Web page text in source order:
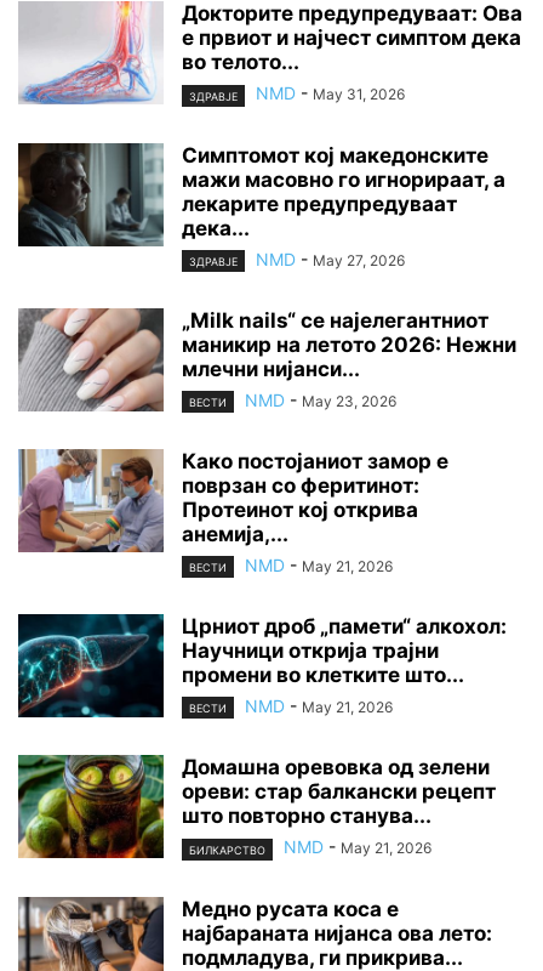
Докторите предупредуваат: Ова
е првиот и најчест симптом дека
во телото...
ЗДРАВЈЕ NMD - May 31, 2026
Симптомот кој македонските
мажи масовно го игнорираат, а
лекарите предупредуваат
дека...
ЗДРАВЈЕ NMD - May 27, 2026
„Milk nails“ се најелегантниот
маникир на летото 2026: Нежни
млечни нијанси...
ВЕСТИ NMD - May 23, 2026
Како постојаниот замор е
поврзан со феритинот:
Протеинот кој открива
анемија,...
ВЕСТИ NMD - May 21, 2026
Црниот дроб „памети“ алкохол:
Научници открија трајни
промени во клетките што...
ВЕСТИ NMD - May 21, 2026
Домашна оревовка од зелени
ореви: стар балкански рецепт
што повторно станува...
БИЛКАРСТВО NMD - May 21, 2026
Медно русата коса е
најбараната нијанса ова лето:
подмладува, ги прикрива...